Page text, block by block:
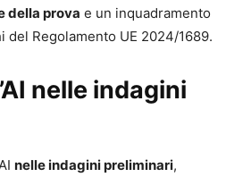
della prova e un inquadramento
Regolamento UE 2024/1689.
nelle indagini
nelle indagini preliminari,